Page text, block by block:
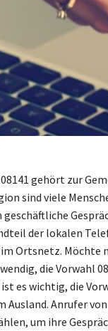
gehört zur
sind viele
der lokalen
Ortsnetz. Möchte
die Vorwahl
es wichtig, die
Ausland. Anrufer
um ihre